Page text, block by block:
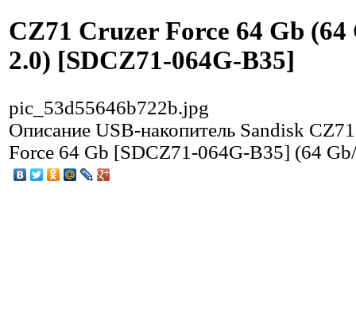
CZ71 Cruzer Force 64 Gb (64
2.0) [SDCZ71-064G-B35]
pic_53d55646b722b.jpg
Описание USB-накопитель Sandisk
Force 64 Gb [SDCZ71-064G-B35] (64